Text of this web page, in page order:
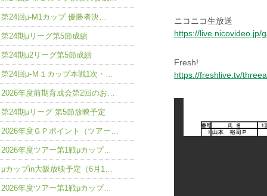
ニコニコ生放送
https://live.nicovideo.jp/
Fresh!
https://freshlive.tv/
第24回μ-M1カップ 優勝者決…
第24期μリーグ第5節成績
第24期μ2リーグ第5節成績
第24回μ-Ｍ１カップ本戦1次・…
2026年度前期育成会第2回のお…
第24期μリーグ 第5節放映予定
2026年度ＧＰポイント（ツアー…
2026年度ツアー第1戦μカップ…
μカップin大阪放映予定（6月1…
2026年度ツアー第1戦μカップ…